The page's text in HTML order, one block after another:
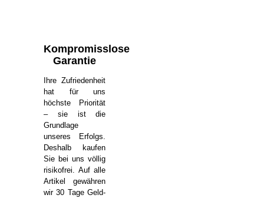
Kompromisslose
Garantie
Ihre Zufriedenheit
hat für uns
höchste Priorität
– sie ist die
Grundlage
unseres Erfolgs.
Deshalb kaufen
Sie bei uns völlig
risikofrei. Auf alle
Artikel gewähren
wir 30 Tage Geld-